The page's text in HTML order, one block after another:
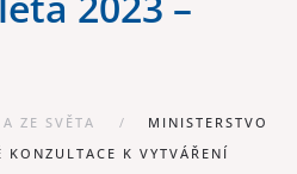
ZE SVĚTA
MINISTERSTVO
KONZULTACE K VYTVÁŘENÍ